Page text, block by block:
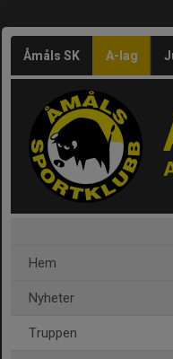
Åmåls SK A-lag
Hem
Nyheter
Truppen